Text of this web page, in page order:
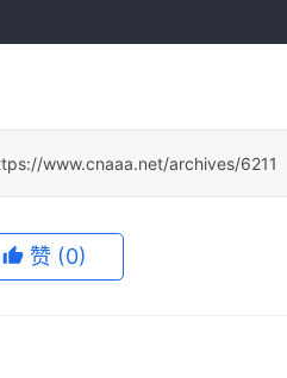
www.cnaaa.net/archives/6211
赞 (0)